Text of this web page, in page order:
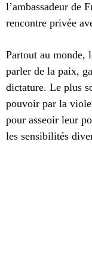
l’ambassadeur de
rencontre privée
Partout au monde,
parler de la paix,
dictature. Le plus
pouvoir par la
pour asseoir leur
les sensibilités